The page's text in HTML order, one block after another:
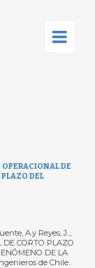
DE
DEL
A.y Reyes, J..,
DE CORTO PLAZO
DE LA
de Chile.